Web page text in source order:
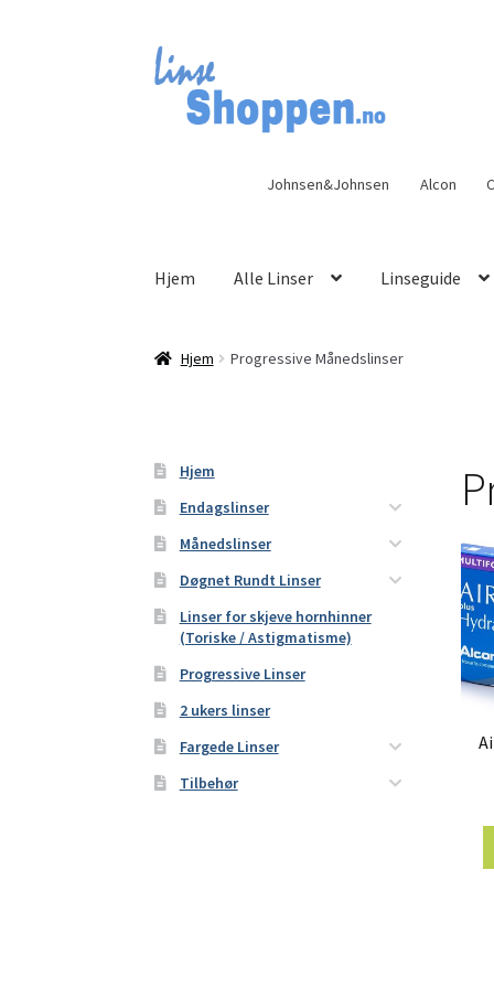
Hopp
til
navigasjon
Hopp
til
innhold
Johnsen&Johnsen Alcon
Hjem Alle Linser Linseguide
Hjem Progressive Månedslinser
Hjem
Endagslinser
Månedslinser
Døgnet Rundt Linser
Linser for skjeve hornhinner
(Toriske / Astigmatisme)
Progressive Linser
2 ukers linser
Fargede Linser
Tilbehør